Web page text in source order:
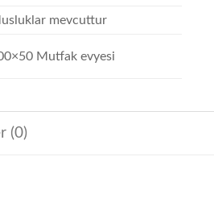
mevcuttur
Mutfak evyesi
(0)